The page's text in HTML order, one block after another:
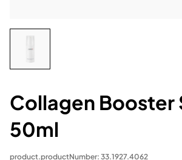
Collagen Booster
50ml
product.productNumber: 33.1927.4062